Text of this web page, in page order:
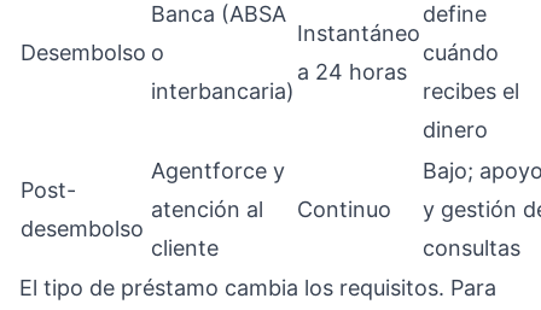
Desembolso
Banca (ABSA
o
interbancaria)
Instantáneo
a 24 horas
define
cuándo
recibes el
dinero
Post-
desembolso
Agentforce y
atención al
cliente
Continuo
Bajo;
y gestión
consultas
El tipo de préstamo cambia los requisitos. Para